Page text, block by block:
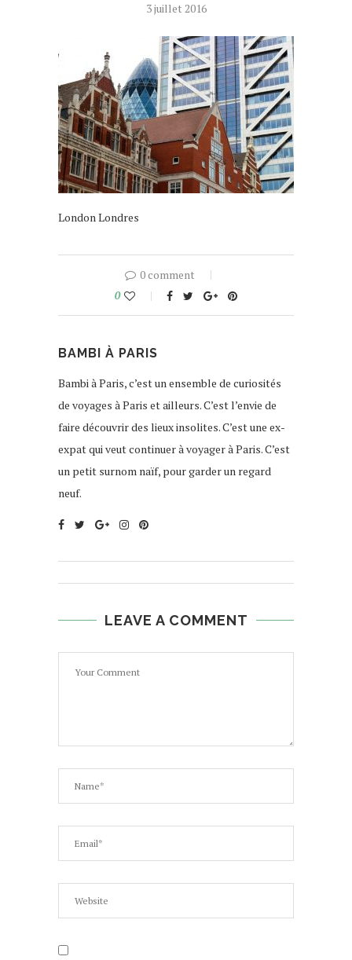
3 juillet 2016
London Londres
0 comment
0
BAMBI À PARIS
Bambi à Paris, c’est un ensemble de curiosités
de voyages à Paris et ailleurs. C’est l’envie de
faire découvrir des lieux insolites. C’est une ex-
expat qui veut continuer à voyager à Paris. C’est
un petit surnom naïf, pour garder un regard
neuf.
LEAVE A COMMENT